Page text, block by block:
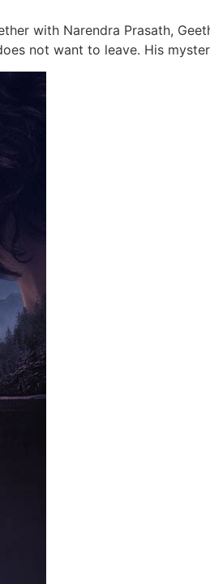
with Narendra Prasath,
not want to leave. His